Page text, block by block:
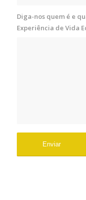
Diga-nos quem é e
Experiência de Vida